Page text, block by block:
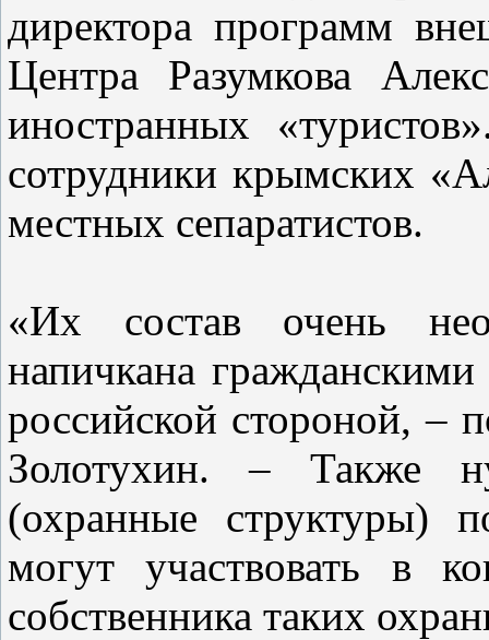
директора программ
Центра Разумкова
иностранных
сотрудники крымских
местных сепаратистов.
«Их состав очень
напичкана
российской стороной, –
Золотухин. – Также
(охранные структуры)
могут участвовать в
собственника таких